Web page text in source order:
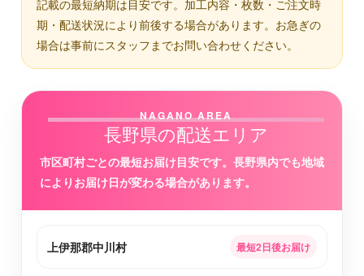
記載の最短納期は目安です。加工内容・枚数・ご注文時
期・配送状況により前後する場合があります。お急ぎの
場合は事前にスタッフまでお問い合わせください。
NAGANO AREA
長野県の配送エリア
市区町村ごとの最短お届け目安です。長野県内でも地域
によりお届け日が変わる場合があります。
上伊那郡中川村 最短2日後お届け